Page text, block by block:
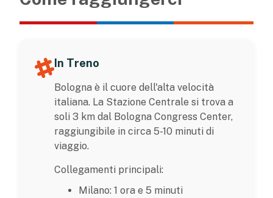
In Treno
Bologna è il cuore dell'alta velocità
italiana. La Stazione Centrale si trova a
soli 3 km dal Bologna Congress Center,
raggiungibile in circa 5-10 minuti di
viaggio.
Collegamenti principali:
Milano: 1 ora e 5 minuti